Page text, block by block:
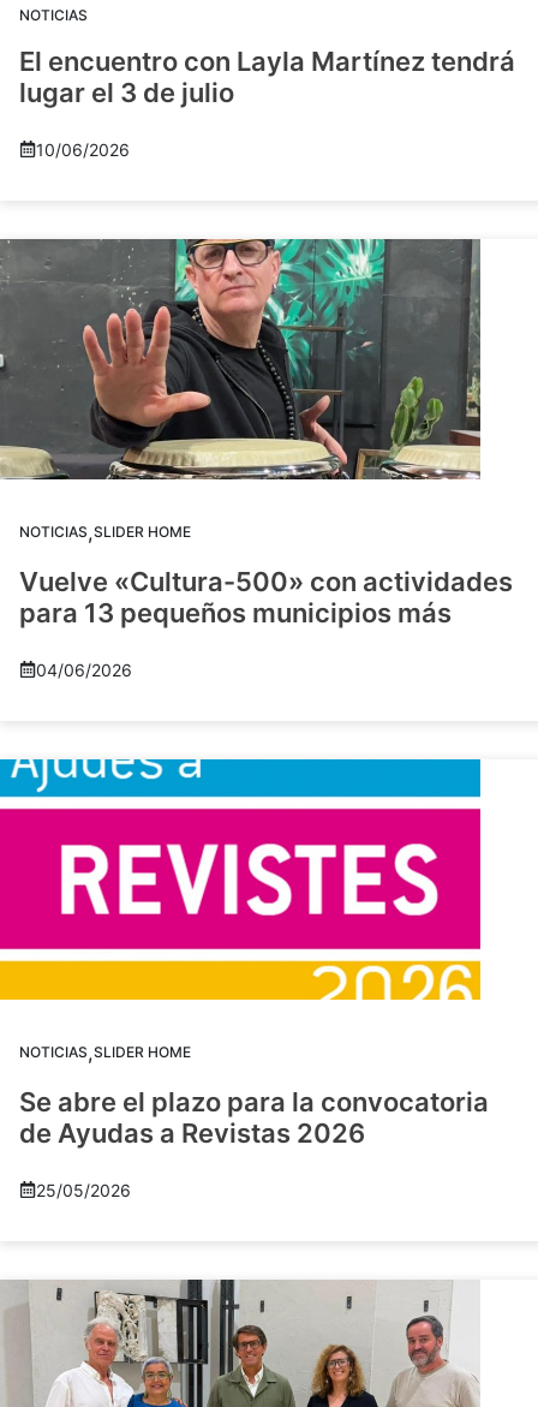
NOTICIAS
El encuentro con Layla Martínez tendrá
lugar el 3 de julio
10/06/2026
NOTICIAS,SLIDER HOME
Vuelve «Cultura-500» con actividades
para 13 pequeños municipios más
04/06/2026
NOTICIAS,SLIDER HOME
Se abre el plazo para la convocatoria
de Ayudas a Revistas 2026
25/05/2026